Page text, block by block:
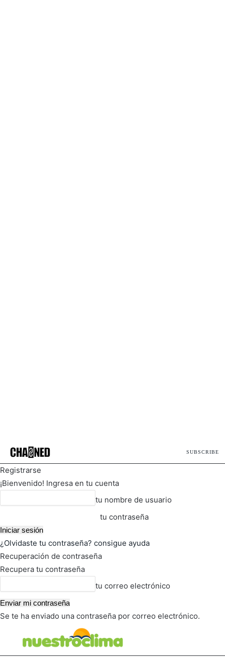
SUBSCRIBE
Registrarse
¡Bienvenido! Ingresa en tu cuenta
tu nombre de usuario
tu contraseña
¿Olvidaste tu contraseña? consigue ayuda
Recuperación de contraseña
Recupera tu contraseña
tu correo electrónico
Se te ha enviado una contraseña por correo electrónico.